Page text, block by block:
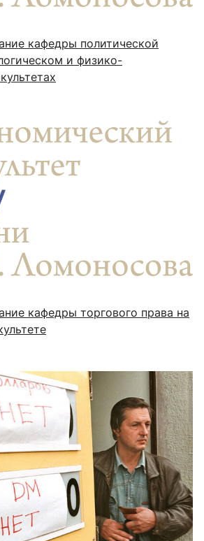
кафедры политической
и физико-
кафедры торгового права на